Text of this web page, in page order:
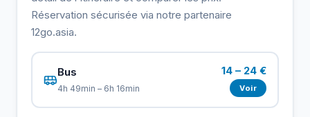
Réservation sécurisée via notre partenaire
12go.asia.
Bus
4h 49min – 6h 16min
14 – 24 €
Voir